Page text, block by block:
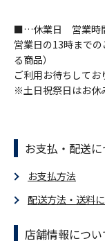
■…休業日 営業時
営業日の13時まで
る商品）
ご利用お待ちしてお
※土日祝祭日はお休
お支払・配送に
お支払方法
配送方法・送料
店舗情報につい